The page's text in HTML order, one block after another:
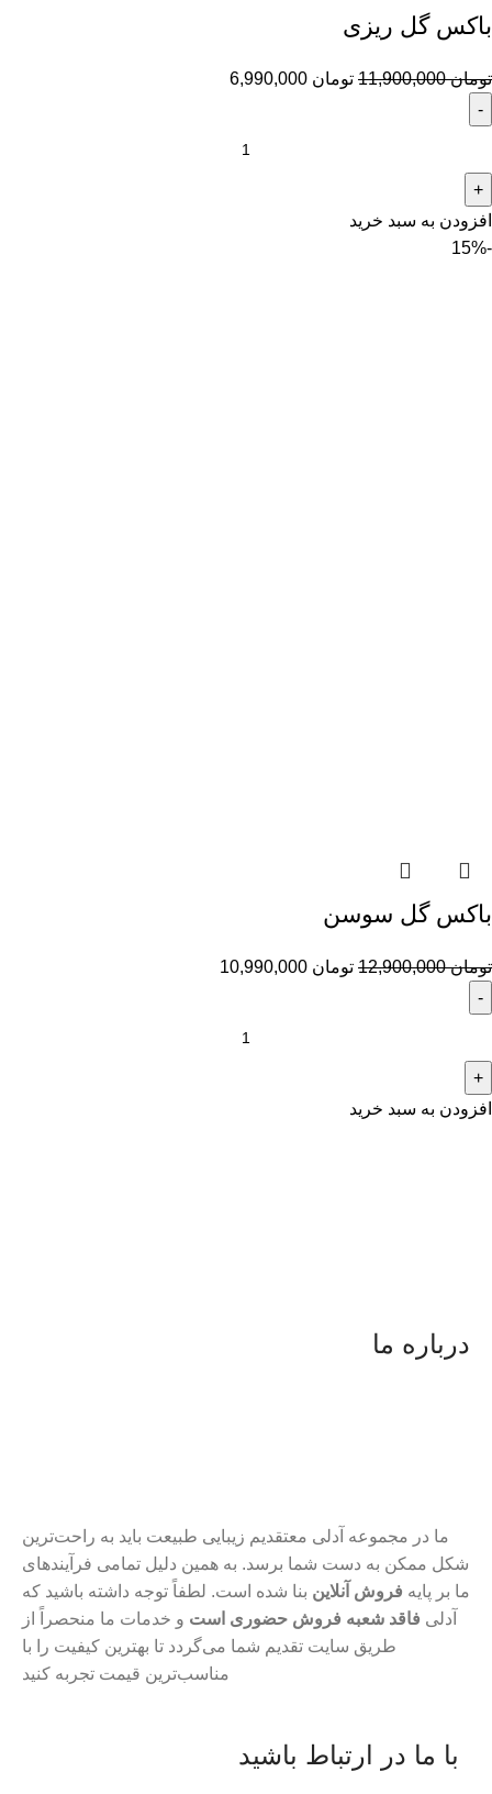
باکس گل ریزی
تومان11,900,000 تومان
افزودن به سبد خرید
-15%
باکس گل سوسن
تومان12,900,000 تومان
افزودن به سبد خرید
درباره ما
ما در مجموعه آدلی معتقدیم زیبایی طبیعت باید به راحت‌ترین
شکل ممکن به دست شما برسد. به همین دلیل تمامی فرآیندهای
ما بر پایه فروش آنلاین بنا شده است. لطفاً توجه داشته باشید که
آدلی فاقد شعبه فروش حضوری است و خدمات ما منحصراً از
طریق سایت تقدیم شما می‌گردد تا بهترین کیفیت را با
مناسب‌ترین قیمت تجربه کنید
با ما در ارتباط باشید